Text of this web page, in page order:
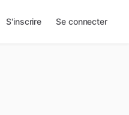
S'inscrire Se connecter